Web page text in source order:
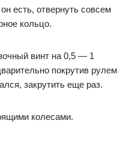
есть, отвернуть совсем
кольцо.
винт на 0,5 — 1
покрутив рулем
закрутить еще раз.
колесами.